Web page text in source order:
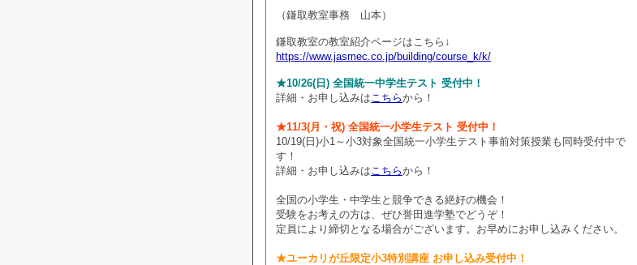
（鎌取教室事務 山本）
鎌取教室の教室紹介ページはこちら↓
https://www.jasmec.co.jp/building/course_k/k/
★10/26(日) 全国統一中学生テスト 受付中！
詳細・お申し込みはこちらから！
★11/3(月・祝) 全国統一小学生テスト 受付中！
10/19(日)小1～小3対象全国統一小学生テスト事前対策授業も同時受付中で
す！
詳細・お申し込みはこちらから！
全国の小学生・中学生と競争できる絶好の機会！
受験をお考えの方は、ぜひ誉田進学塾でどうぞ！
定員により締切となる場合がございます。お早めにお申し込みください。
★ユーカリが丘限定小3特別講座 お申し込み受付中！